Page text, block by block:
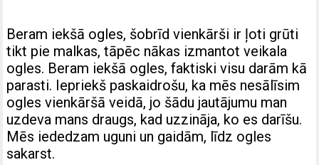
Beram iekšā ogles, šobrīd vienkārši ir ļoti grūti
tikt pie malkas, tāpēc nākas izmantot veikala
ogles. Beram iekšā ogles, faktiski visu darām kā
parasti. Iepriekš paskaidrošu, ka mēs nesālīsim
ogles vienkāršā veidā, jo šādu jautājumu man
uzdeva mans draugs, kad uzzināja, ko es darīšu.
Mēs iededzam uguni un gaidām, līdz ogles
sakarst.